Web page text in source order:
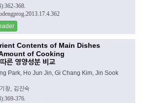
368.
Contents of Main Dishes
of Cooking
른 영양성분 비교
Park, Ho Jun Jin, Gi Chang Kim, Jin Sook
창, 김진숙
376.